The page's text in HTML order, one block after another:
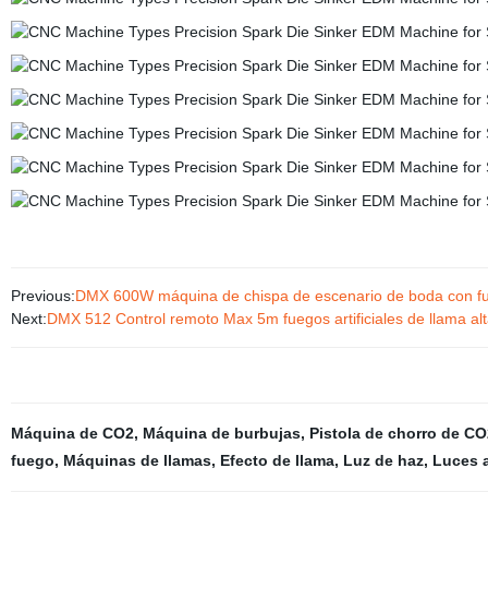
Previous:DMX 600W máquina de chispa de escenario de boda con
Next:DMX 512 Control remoto Max 5m fuegos artificiales de llama
Máquina de CO2, Máquina de burbujas, Pistola de chorro de
fuego, Máquinas de llamas, Efecto de llama, Luz de haz, Luces